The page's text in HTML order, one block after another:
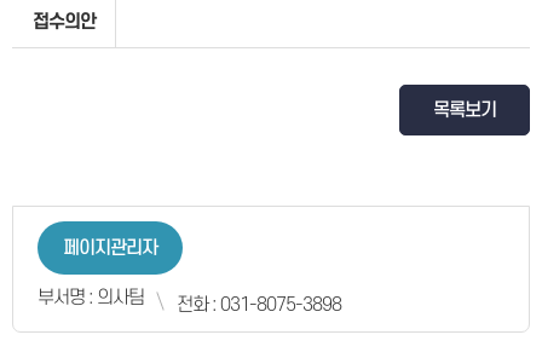
접수의안
목록보기
페이지관리자
부서명 : 의사팀 전화 : 031-8075-3898